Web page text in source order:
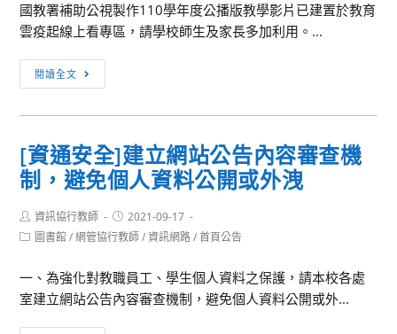
等，
應
入
法
旅
宿。
使
用
資
或
服
務
蒐
集
使
用
國教署補助公視製作110學年度公播版教學影片已建置於教育
雲疫起線上看專區，請學校師生及家長多加利用。...
閱讀全文
息
轉
公
播
教
學
片
資
源
[資通安全]建立網站公告內容審查機
制，避免個人資料公開或外洩
Post
author:
資訊協行教師
Post
published:
2021-09-17
Post圖書館 / 網管協行教師 / 資訊網路 / 首頁公告
一、為強化對教職員工、學生個人資料之保護，請本校各處
室建立網站公告內容審查機制，避免個人資料公開或外...